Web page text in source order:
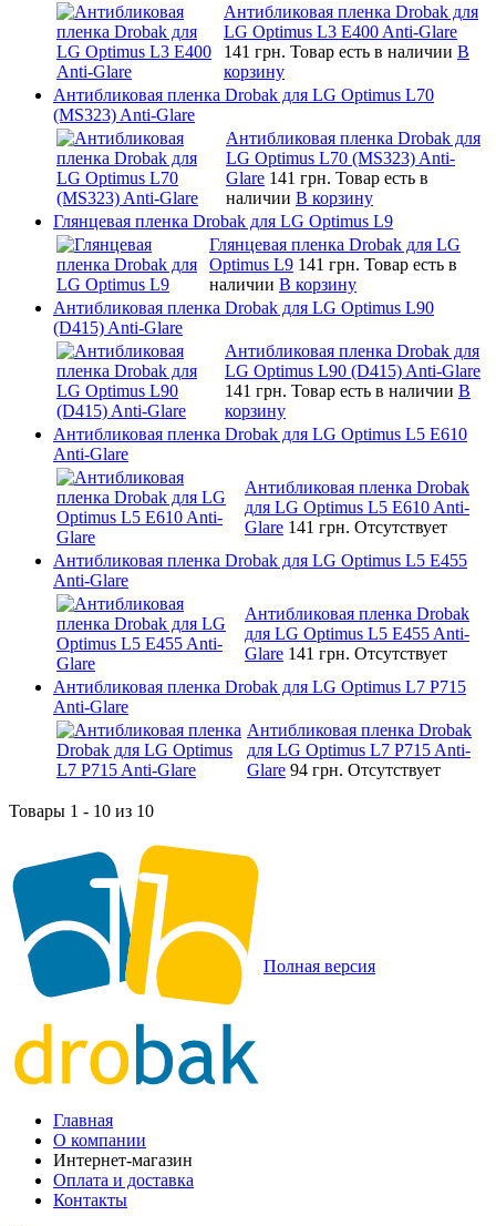
Антибликовая пленка Drobak для
LG Optimus L3 E400 Anti-Glare
141 грн. Товар есть в наличии В
корзину
Антибликовая пленка Drobak для LG Optimus L70
(MS323) Anti-Glare
Антибликовая пленка Drobak для
LG Optimus L70 (MS323) Anti-
Glare 141 грн. Товар есть в
наличии В корзину
Глянцевая пленка Drobak для LG Optimus L9
Глянцевая пленка Drobak для LG
Optimus L9 141 грн. Товар есть в
наличии В корзину
Антибликовая пленка Drobak для LG Optimus L90
(D415) Anti-Glare
Антибликовая пленка Drobak для
LG Optimus L90 (D415) Anti-Glare
141 грн. Товар есть в наличии В
корзину
Антибликовая пленка Drobak для LG Optimus L5 E610
Anti-Glare
Антибликовая пленка Drobak
для LG Optimus L5 E610 Anti-
Glare 141 грн. Отсутствует
Антибликовая пленка Drobak для LG Optimus L5 E455
Anti-Glare
Антибликовая пленка Drobak
для LG Optimus L5 E455 Anti-
Glare 141 грн. Отсутствует
Антибликовая пленка Drobak для LG Optimus L7 P715
Anti-Glare
Антибликовая пленка Drobak
для LG Optimus L7 P715 Anti-
Glare 94 грн. Отсутствует
Товары 1 - 10 из 10
Полная версия
Главная
О компании
Интернет-магазин
Оплата и доставка
Контакты